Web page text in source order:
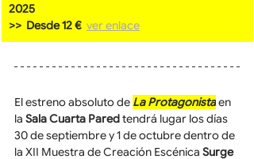
2025
>>  Desde 12 € ver enlace
El estreno absoluto de La Protagonistaen
la Sala Cuarta Pared tendrá lugar los días
30 de septiembre y 1 de octubre dentro de
la XII Muestra de Creación Escénica Surge